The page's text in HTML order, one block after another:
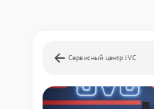
Сервисный центр JVC